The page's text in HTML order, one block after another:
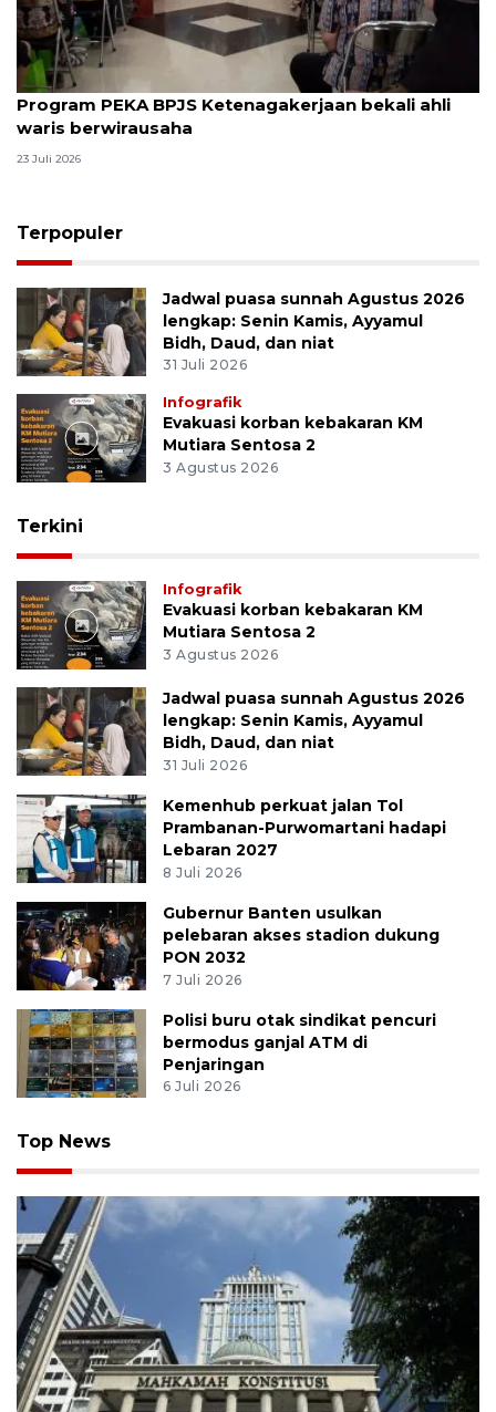
Program PEKA BPJS Ketenagakerjaan bekali ahli
waris berwirausaha
23 Juli 2026
Terpopuler
Jadwal puasa sunnah Agustus 2026
lengkap: Senin Kamis, Ayyamul
Bidh, Daud, dan niat
31 Juli 2026
Infografik
Evakuasi korban kebakaran KM
Mutiara Sentosa 2
3 Agustus 2026
Terkini
Infografik
Evakuasi korban kebakaran KM
Mutiara Sentosa 2
3 Agustus 2026
Jadwal puasa sunnah Agustus 2026
lengkap: Senin Kamis, Ayyamul
Bidh, Daud, dan niat
31 Juli 2026
Kemenhub perkuat jalan Tol
Prambanan-Purwomartani hadapi
Lebaran 2027
8 Juli 2026
Gubernur Banten usulkan
pelebaran akses stadion dukung
PON 2032
7 Juli 2026
Polisi buru otak sindikat pencuri
bermodus ganjal ATM di
Penjaringan
6 Juli 2026
Top News